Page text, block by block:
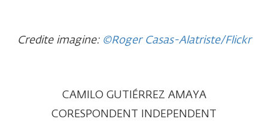
Credite imagine: ©Roger Casas-Alatriste/Flickr
CAMILO GUTIÉRREZ AMAYA
CORESPONDENT INDEPENDENT